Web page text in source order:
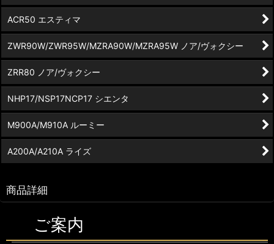
ACR50 エスティマ
ZWR90W/ZWR95W/MZRA90W/MZRA95W ノア/ヴォクシー
ZRR80 ノア/ヴォクシー
NHP17/NSP17NCP17 シエンタ
M900A/M910A ルーミー
A200A/A210A ライズ
商品詳細
ご案内